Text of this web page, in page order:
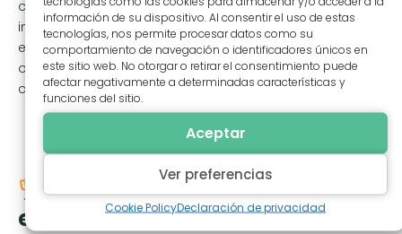
información de su dispositivo. Al consentir el uso de estas
tecnologías, nos permite procesar datos como su
comportamiento de navegación o identificadores únicos en
este sitio web. No otorgar o retirar el consentimiento puede
afectar negativamente a determinadas características y
funciones del sitio.
Aceptar
Ver preferencias
Cookie PolicyDeclaración de privacidad
compañía, optan por trabajar como independientes,
impartiendo masterclasses o participando en galas y
eventos puntuales. Muchos de ellos se orientan hacia
otrassalidas profesionales dentro del mundo de la danza
como la docencia o la dirección artística.
¿Un salario acorde con la
excelencia?